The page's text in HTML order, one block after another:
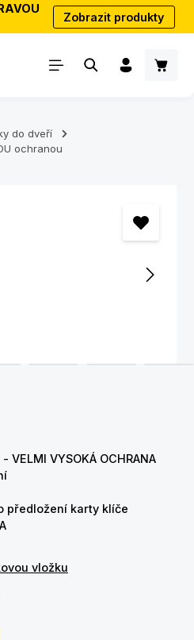
Zobrazit produkty
do dveří
ochranou
VYSOKÁ OCHRANA
předložení karty klíče
vložku